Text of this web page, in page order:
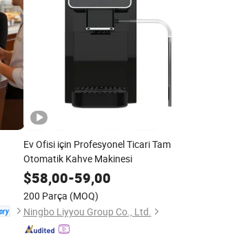
Ev Ofisi için Profesyonel Ticari Tam
Otomatik Kahve Makinesi
$58,00-59,00
200 Parça (MOQ)
Ningbo Liyyou Group Co., Ltd.